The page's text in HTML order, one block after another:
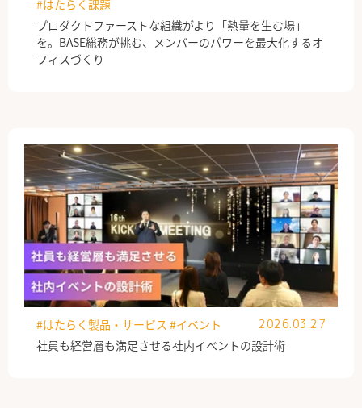
プロダクトファーストな組織がより「熱量を生む場」
を。BASE総務が挑む、メンバーのパワーを最大化するオ
フィスづくり
#はたらく課題
社員も経営層も満足させる社内イベントの設計術
#はたらく製品・サービス #イベント 2026.03.27